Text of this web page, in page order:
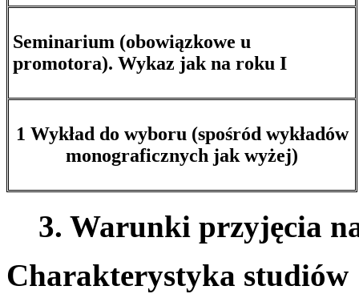
Seminarium (obowiązkowe u
promotora). Wykaz jak na roku I
1 Wykład do wyboru (spośród wykładów
monograficznych jak wyżej)
3. Warunki przyjęcia
Charakterystyka studiów